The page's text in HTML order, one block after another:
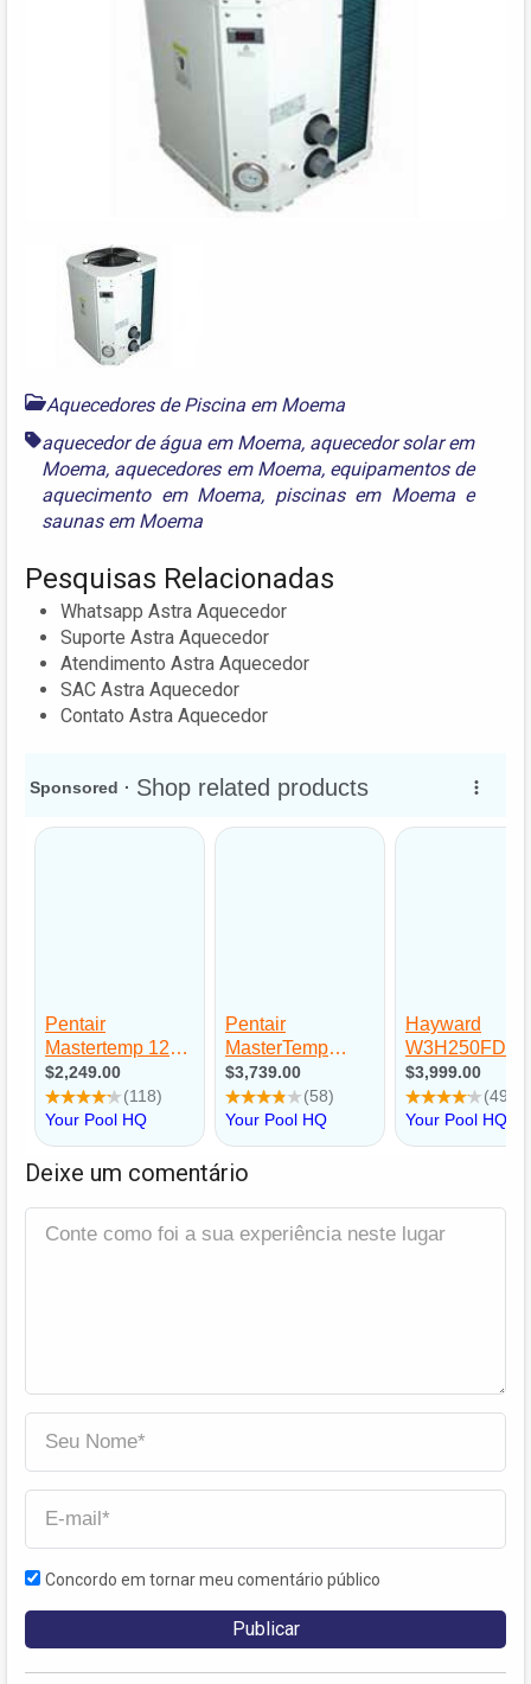
Aquecedores de Piscina em Moema
aquecedor de água em Moema, aquecedor solar em
Moema, aquecedores em Moema, equipamentos de
aquecimento em Moema, piscinas em Moemae
saunas em Moema
Pesquisas Relacionadas
Whatsapp Astra Aquecedor
Suporte Astra Aquecedor
Atendimento Astra Aquecedor
SAC Astra Aquecedor
Contato Astra Aquecedor
Deixe um comentário
Concordo em tornar meu comentário público